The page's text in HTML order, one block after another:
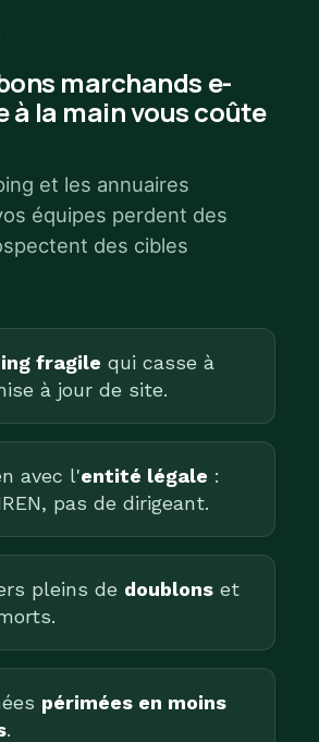
marchands e-
à la main vous coûte
et les annuaires
équipes perdent des
des cibles
fragile qui casse à
à jour de site.
avec l'entité légale :
pas de dirigeant.
pleins de doublons et
périmées en moins
.